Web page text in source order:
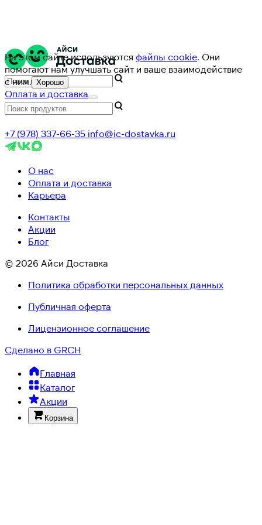
На этом сайте используются файлы cookie. Они
помогают нам улучшать сайт и ваше взаимодействие
с ним. Хорошо
Оплата и доставка
+7 (978) 337-66-35 info@ic-dostavka.ru
О нас
Оплата и доставка
Карьера
Контакты
Акции
Блог
© 2026 Айси Доставка
Политика обработки персональных данных
Публичная оферта
Лицензионное соглашение
Сделано в GRCH
Главная
Каталог
Акции
Корзина